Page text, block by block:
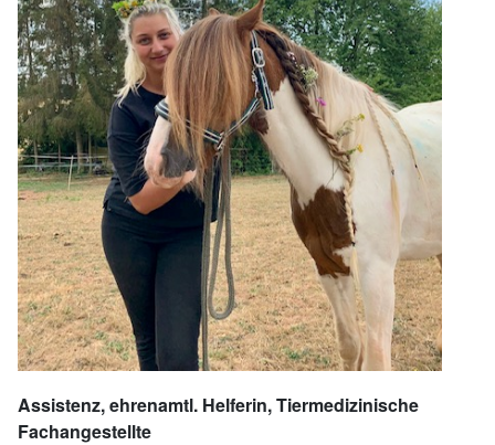
Assistenz, ehrenamtl. Helferin, Tiermedizinische
Fachangestellte